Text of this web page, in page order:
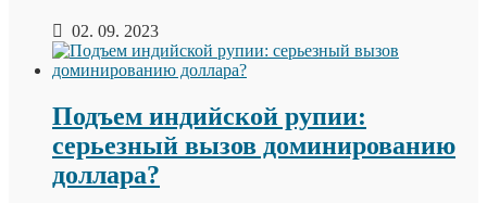
02. 09. 2023
Подъем индийской рупии:
серьезный вызов доминированию
доллара?